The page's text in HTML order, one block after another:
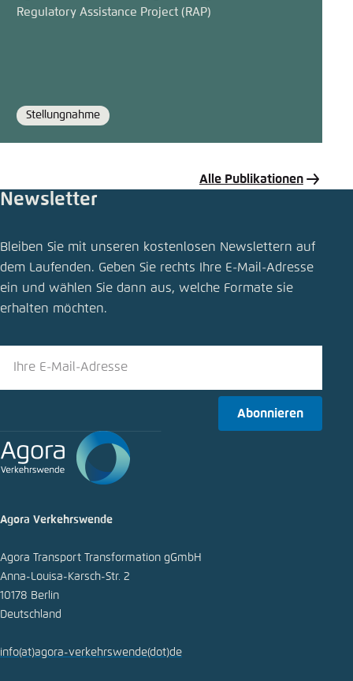
Regulatory Assistance Project (RAP)
Format
Stellungnahme
Alle Publikationen
Ladeblockade Netzentgelte
Schliessen
LinkedIn
Bluesky
E-Mail
Newsletter
Bleiben Sie mit unseren kostenlosen Newslettern auf
dem Laufenden. Geben Sie rechts Ihre E-Mail-Adresse
ein und wählen Sie dann aus, welche Formate sie
erhalten möchten.
Abonnieren
Agora Verkehrswende
Agora Transport Transformation gGmbH
Anna-Louisa-Karsch-Str. 2
10178 Berlin
Deutschland
info(at)agora-verkehrswende(dot)de